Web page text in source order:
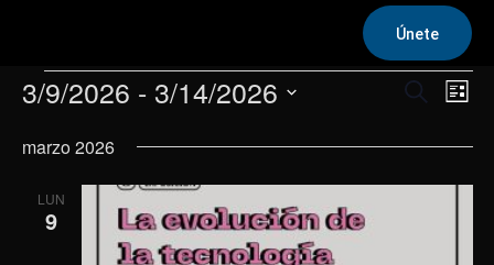
Únete
Eventos
de
Buscar
de
Lista
3/9/2026 - 3/14/2026
la
marzo 2026
LUN
9